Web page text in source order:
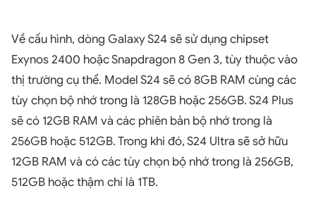
Về cấu hình, dòng Galaxy S24 sẽ sử dụng chipset
Exynos 2400 hoặc Snapdragon 8 Gen 3, tùy thuộc vào
thị trường cụ thể. Model S24 sẽ có 8GB RAM cùng các
tùy chọn bộ nhớ trong là 128GB hoặc 256GB. S24 Plus
sẽ có 12GB RAM và các phiên bản bộ nhớ trong là
256GB hoặc 512GB. Trong khi đó, S24 Ultra sẽ sở hữu
12GB RAM và có các tùy chọn bộ nhớ trong là 256GB,
512GB hoặc thậm chí là 1TB.